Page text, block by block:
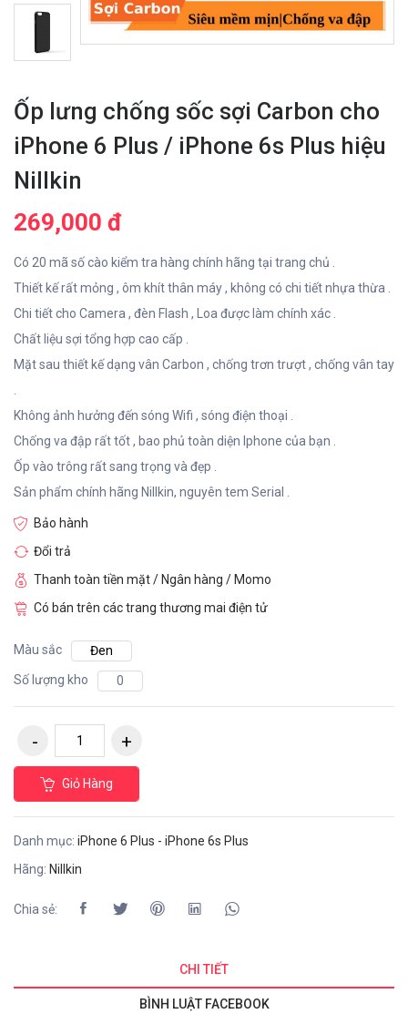
Ốp lưng chống sốc sợi Carbon cho
iPhone 6 Plus / iPhone 6s Plus hiệu
Nillkin
269,000 đ
Có 20 mã số cào kiểm tra hàng chính hãng tại trang chủ .
Thiết kế rất mỏng , ôm khít thân máy , không có chi tiết nhựa thừa .
Chi tiết cho Camera , đèn Flash , Loa được làm chính xác .
Chất liệu sợi tổng hợp cao cấp .
Mặt sau thiết kế dạng vân Carbon , chống trơn trượt , chống vân tay
Không ảnh hưởng đến sóng Wifi , sóng điện thoại .
Chống va đập rất tốt , bao phủ toàn diện Iphone của bạn .
Ốp vào trông rất sang trọng và đẹp .
Sản phẩm chính hãng Nillkin, nguyên tem Serial .
Bảo hành
Đổi trả
Thanh toàn tiền mặt / Ngân hàng / Momo
Có bán trên các trang thương mai điện tử
Màu sắc
Đen
Số lượng kho
0
Giỏ Hàng
Danh mục: iPhone 6 Plus - iPhone 6s Plus
Hãng: Nillkin
Chia sẻ:
CHI TIẾT
BÌNH LUẬT FACEBOOK